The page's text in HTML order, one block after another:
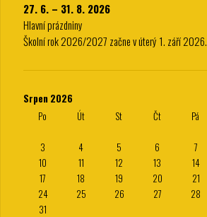
27. 6. – 31. 8. 2026
Hlavní prázdniny
Školní rok 2026/2027 začne v úterý 1. září 2026.
Srpen 2026
Po
Út St Čt Pá
3
4 5 6 7
10
11 12 13 14
17
18 19 20 21
24
25 26 27 28
31